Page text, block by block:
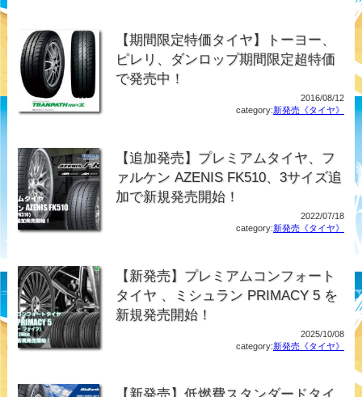
【期間限定特価タイヤ】トーヨー、
ピレリ、ダンロップ期間限定超特価
で発売中！
2016/08/12
category:新発売《タイヤ》
【追加発売】プレミアムタイヤ、フ
ァルケン AZENIS FK510、3サイズ追
加で新規発売開始！
2022/07/18
category:新発売《タイヤ》
【新発売】プレミアムコンフォート
タイヤ 、ミシュラン PRIMACY 5 を
新規発売開始！
2025/10/08
category:新発売《タイヤ》
【新発売】低燃費スタンダードタイ